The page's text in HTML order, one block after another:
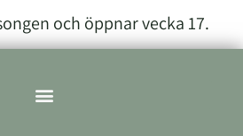
och öppnar vecka 17.